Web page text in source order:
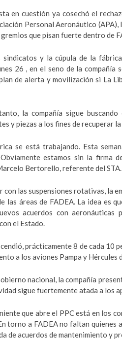
en cuestión ya cosechó el
Personal Aeronáutico
que pisan fuerte dentro de
sindicatos y la cúpula de la
26 , en el seno de la compañía
de alerta y movilización si La
la compañía sigue
y piezas a los fines de recuperar
se está trabajando. Esta
estamos sin la firma
Bertorello, referente del STA.
con las suspensiones rotativas, la
las áreas de FADEA. La idea es
acuerdos con aeronáuticas
el Estado.
prácticamente 8 de cada 10
a los aviones Pampa y Hércules
nacional, la compañía
sigue fuertemente atada a los
que abre el PPC está en los
torno a FADEA no faltan quienes
de acuerdos de mantenimiento y